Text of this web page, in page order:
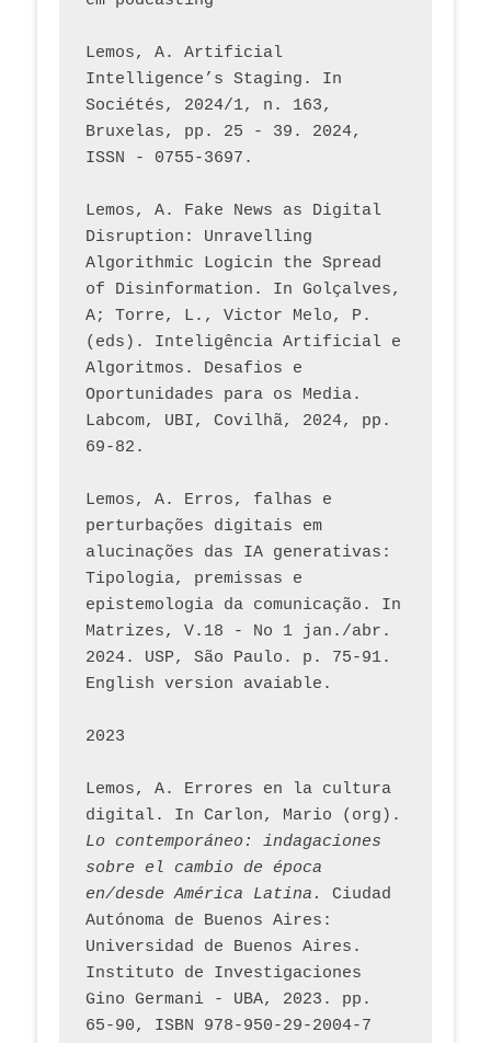
Lemos, A. Artificial
Intelligence’s Staging. In
Sociétés, 2024/1, n. 163,
Bruxelas, pp. 25 - 39. 2024,
ISSN - 0755-3697.
Lemos, A. Fake News as Digital
Disruption: Unravelling
Algorithmic Logicin the Spread
of Disinformation. In Golçalves,
A; Torre, L., Victor Melo, P.
(eds). Inteligência Artificial e
Algoritmos. Desafios e
Oportunidades para os Media.
Labcom, UBI, Covilhã, 2024, pp.
69-82.
Lemos, A. Erros, falhas e
perturbações digitais em
alucinações das IA generativas:
Tipologia, premissas e
epistemologia da comunicação. In
Matrizes, V.18 - No 1 jan./abr.
2024. USP, São Paulo. p. 75-91.
English version avaiable.
2023
Lemos, A. Errores en la cultura
Lo contemporáneo: indagaciones
sobre el cambio de época
en/desde América Latina.
Ciudad
Autónoma de Buenos Aires:
Universidad de Buenos Aires.
Instituto de Investigaciones
Gino Germani - UBA, 2023. pp.
65-90, ISBN 978-950-29-2004-7